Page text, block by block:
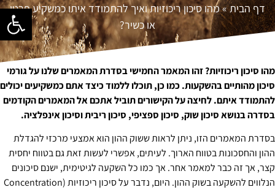
פתח דף הבית»מהו סיכון ריכוזיות ואיך להתמודד איתו כמשקיע פרטי
או כשיר?
מהו סיכון ריכוזיות? זהו המאמר החמישי בסדרת המאמרים שלנו על גורמי
סיכון מהותיים בהשקעות. כמו כן, תוכלו ללמוד כיצד אתם כמשקיעים יכולים
להתמודד איתם. לחיצה על הקישורים תוביל אתכם אל המאמרים הקודמים
בסדרה בנושאסיכון שוק, סיכון ספציפי, סיכון ריביתוסיכון אינפלציה.
בסדרת המאמרים הזו, ניתן לראות ששוק ההון הוא אמצעי מרכזי להגדלת
ההון והחסכונות בטווח הארוך. לעיתים, אפשרי לעשות זאת גם בטווח יחסית
קצר, אך זה כבר למאמר אחר. אך כמו כל השקעה לגיטימית, ישנם סיכונים
הנלווים להשקעה בשוק ההון. היום, נדבר על סיכון ריכוזיות (Concentration